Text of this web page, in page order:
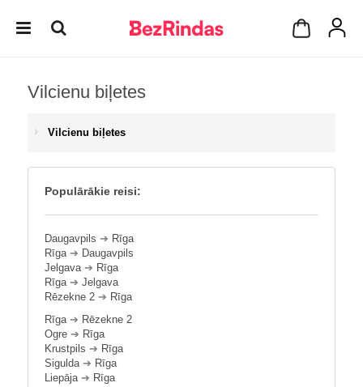
Vilcienu biļetes
Vilcienu biļetes
Populārākie reisi:
Daugavpils ➔ Rīga
Rīga➔ Daugavpils
Jelgava➔ Rīga
Rīga➔ Jelgava
Rēzekne 2 ➔ Rīga
Rīga➔ Rēzekne 2
Ogre ➔ Rīga
Krustpils ➔ Rīga
Sigulda➔ Rīga
Liepāja➔ Rīga